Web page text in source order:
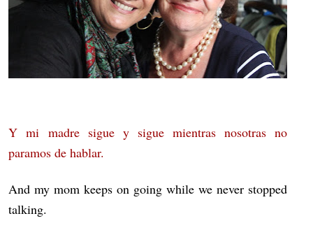
Y mi madre sigue y sigue mientras nosotras no
paramos de hablar.
And my mom keeps on going while we never stopped
talking.